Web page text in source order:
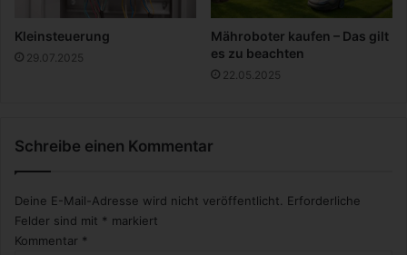
u
ä
e
h
e
t
s
Kleinsteuerung
29.07.2025
Mähroboter kaufen – Das gilt
es zu beachten
22.05.2025
Schreibe einen Kommentar
Deine E-Mail-Adresse wird nicht veröffentlicht. Erforderliche
Felder sind mit * markiert
Kommentar *